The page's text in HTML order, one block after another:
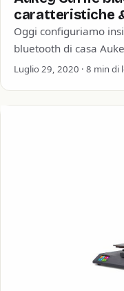
caratteristiche
Oggi configuriamo
bluetooth di casa
bluetooth true
Luglio 29, 2020 · 8 min di